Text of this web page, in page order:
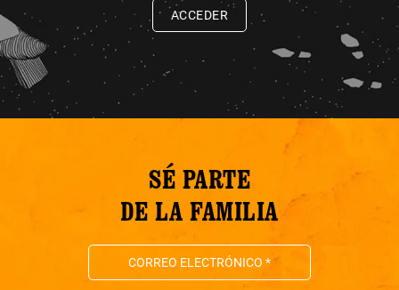
ACCEDER
SÉ PARTE
DE LA FAMILIA